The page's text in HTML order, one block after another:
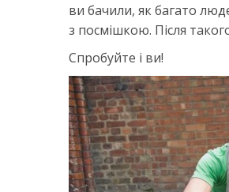
ви бачили, як багато
з посмішкою. Після
Спробуйте і ви!